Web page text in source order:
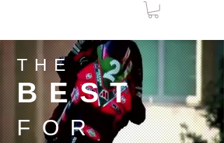
THE
BEST
FOR